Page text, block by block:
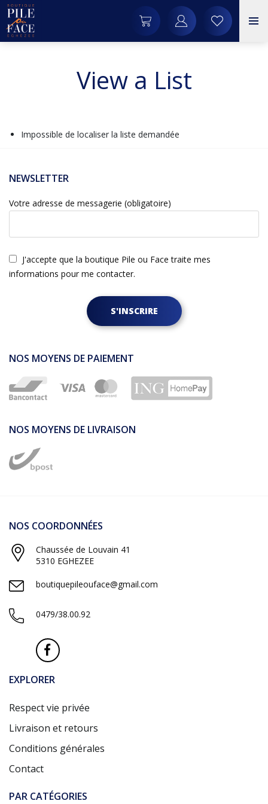
View a List
Impossible de localiser la liste demandée
NEWSLETTER
Votre adresse de messagerie (obligatoire)
J'accepte que la boutique Pile ou Face traite mes
informations pour me contacter.
S'INSCRIRE
NOS MOYENS DE PAIEMENT
NOS MOYENS DE LIVRAISON
NOS COORDONNÉES
Chaussée de Louvain 41
5310 EGHEZEE
boutiquepileouface@gmail.com
0479/38.00.92
EXPLORER
Respect vie privée
Livraison et retours
Conditions générales
Contact
PAR CATÉGORIES